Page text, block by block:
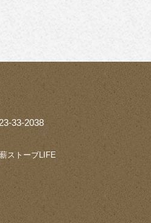
33-2038
薪ストーブLIFE